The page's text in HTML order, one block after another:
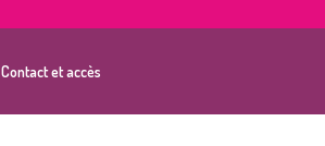
Contact et accès